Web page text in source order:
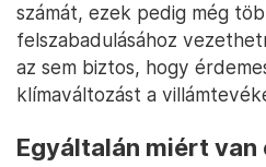
számát, ezek pedig még
felszabadulásához
az sem biztos, hogy
klímaváltozást a
Egyáltalán miért van